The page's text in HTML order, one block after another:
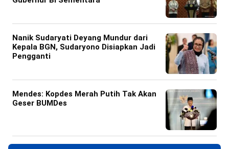
Nanik Sudaryati Deyang Mundur dari
Kepala BGN, Sudaryono Disiapkan Jadi
Pengganti
Mendes: Kopdes Merah Putih Tak Akan
Geser BUMDes